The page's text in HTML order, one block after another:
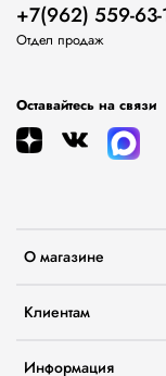
О магазине
Клиентам
Информация
+7(962) 559-63-
Отдел продаж
Оставайтесь на связи